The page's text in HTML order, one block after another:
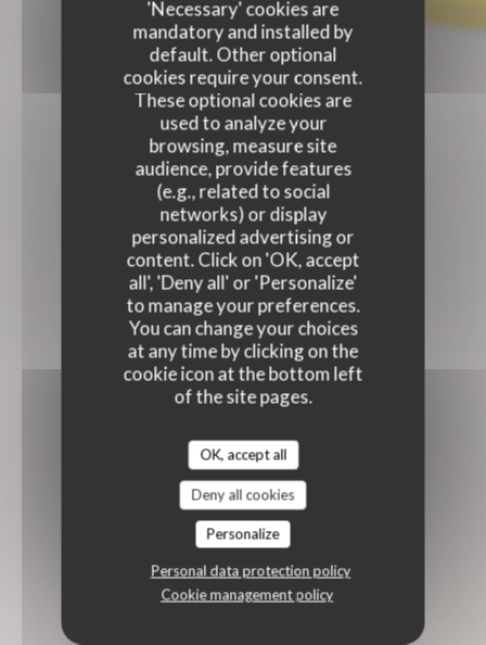
'Necessary' cookies are
mandatory and installed by
default. Other optional
cookies require your consent.
These optional cookies are
used to analyze your
browsing, measure site
audience, provide features
(e.g., related to social
networks) or display
personalized advertising or
content. Click on 'OK, accept
all', 'Deny all' or 'Personalize'
to manage your preferences.
You can change your choices
at any time by clicking on the
cookie icon at the bottom left
of the site pages.
OK, accept all
Deny all cookies
Personalize
Personal data protection policy
Cookie management policy